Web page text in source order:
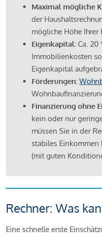
Maximal mögliche
der
mögliche Höhe Ihrer
Eigenkapital: Ca. 20
Immobilienkosten
Eigenkapital
Förderungen:
Finanzierung ohne
kein oder nur
müssen Sie in der
stabiles Einkommen
(mit guten
Rechner: Was
Eine schnelle erste